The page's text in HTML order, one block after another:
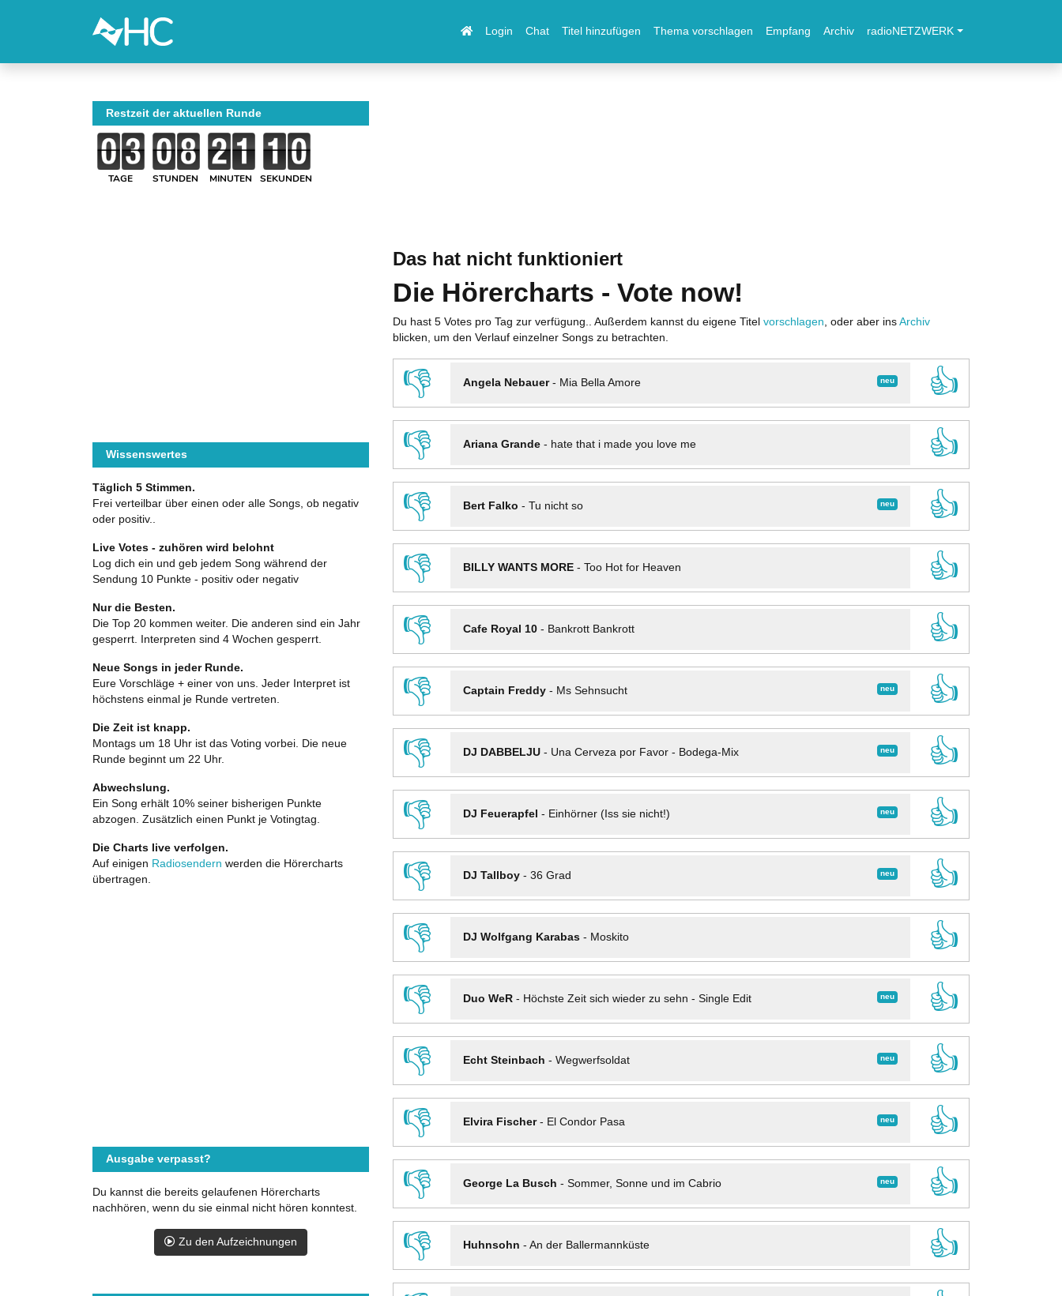
Login Chat Titel hinzufügen Thema vorschlagen Empfang Archiv radioNETZWERK
Das hat nicht funktioniert
Die Hörercharts - Vote now!
Du hast 5 Votes pro Tag zur verfügung.. Außerdem kannst du eigene Titel vorschlagen , oder aber ins Archiv
blicken, um den Verlauf einzelner Songs zu betrachten.
👎 neu
Angela Nebauer- Mia Bella Amore
👍
👎
Ariana Grande- hate that i made you love me
👍
👎
neu
Bert Falko - Tu nicht so
👍
👎
BILLY WANTS MORE- Too Hot for Heaven
👍
👎
Cafe Royal 10- Bankrott Bankrott
👍
👎
neu
Captain Freddy- Ms Sehnsucht
👍
👎
neu
DJ DABBELJU- Una Cerveza por Favor - Bodega-Mix
👍
👎
neu
DJ Feuerapfel - Einhörner (Iss sie nicht!)
👍
👎
neu
DJ Tallboy- 36 Grad
👍
👎
DJ Wolfgang Karabas- Moskito
👍
👎
neu
Duo WeR- Höchste Zeit sich wieder zu sehn - Single Edit
👍
👎
neu
Echt Steinbach - Wegwerfsoldat
👍
👎
neu
Elvira Fischer- El Condor Pasa
👍
👎
neu
George La Busch - Sommer, Sonne und im Cabrio
👍
👎
Huhnsohn - An der Ballermannküste
👍
Restzeit der aktuellen Runde
TAGE STUNDEN MINUTEN SEKUNDEN
Wissenswertes
Täglich 5 Stimmen.
Frei verteilbar über einen oder alle Songs, ob negativ
oder positiv..
Live Votes - zuhören wird belohnt
Log dich ein und geb jedem Song während der
Sendung 10 Punkte - positiv oder negativ
Nur die Besten.
Die Top 20 kommen weiter. Die anderen sind ein Jahr
gesperrt. Interpreten sind 4 Wochen gesperrt.
Neue Songs in jeder Runde.
Eure Vorschläge + einer von uns. Jeder Interpret ist
höchstens einmal je Runde vertreten.
Die Zeit ist knapp.
Montags um 18 Uhr ist das Voting vorbei. Die neue
Runde beginnt um 22 Uhr.
Abwechslung.
Ein Song erhält 10% seiner bisherigen Punkte
abzogen. Zusätzlich einen Punkt je Votingtag.
Die Charts live verfolgen.
Auf einigen Radiosendern werden die Hörercharts
übertragen.
Ausgabe verpasst?
Du kannst die bereits gelaufenen Hörercharts
nachhören, wenn du sie einmal nicht hören konntest.
Zu den Aufzeichnungen